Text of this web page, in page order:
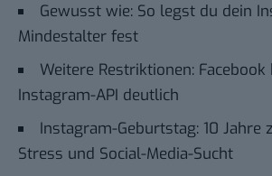
Gewusst wie: So legst du dein
Mindestalter fest
Weitere Restriktionen:
Instagram-API deutlich
Instagram-Geburtstag: 10 Jahre
Stress und Social-Media-Sucht